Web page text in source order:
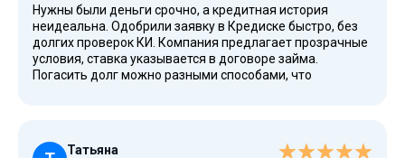
Нужны были деньги срочно, а кредитная история
неидеальна. Одобрили заявку в Кредиске быстро, без
долгих проверок КИ. Компания предлагает прозрачные
условия, ставка указывается в договоре займа.
Погасить долг можно разными способами, что
услугами сегодня и планирую делать это в будущем.
Татьяна